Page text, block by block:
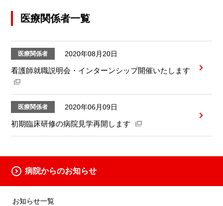
医療関係者一覧
医療関係者 2020年08月20日
看護師就職説明会・インターンシップ開催いたします
医療関係者 2020年06月09日
初期臨床研修の病院見学再開します
病院からのお知らせ
お知らせ一覧